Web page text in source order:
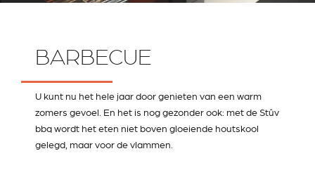
BARBECUE
U kunt nu het hele jaar door genieten van een warm
zomers gevoel. En het is nog gezonder ook: met de Stûv
bbq wordt het eten niet boven gloeiende houtskool
gelegd, maar voor de vlammen.